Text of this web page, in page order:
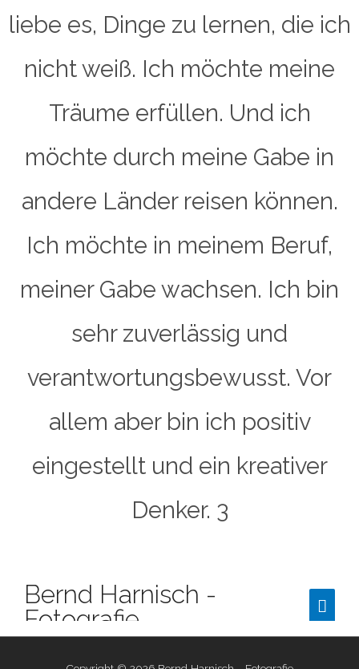
liebe es, Dinge zu lernen, die ich
nicht weiß. Ich möchte meine
Träume erfüllen. Und ich
möchte durch meine Gabe in
andere Länder reisen können.
Ich möchte in meinem Beruf,
meiner Gabe wachsen. Ich bin
sehr zuverlässig und
verantwortungsbewusst. Vor
allem aber bin ich positiv
eingestellt und ein kreativer
Denker. 3